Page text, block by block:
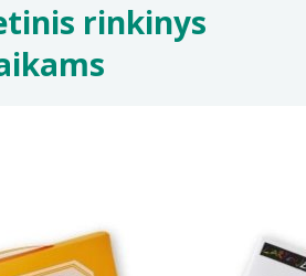
rinkinys